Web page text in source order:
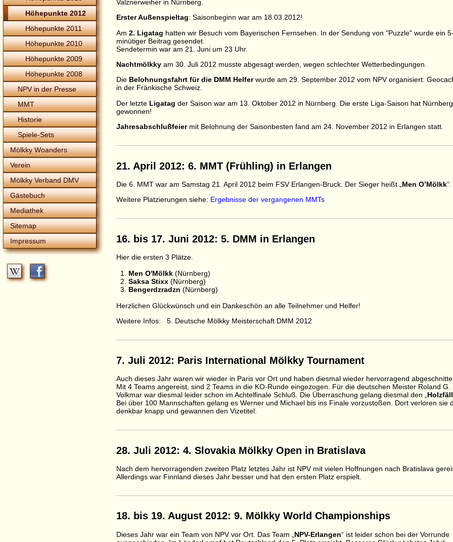
Höhepunkte 2012
Höhepunkte 2011
Höhepunkte 2010
Höhepunkte 2009
Höhepunkte 2008
NPV in der Presse
MMT
Historie
Spiele-Sets
Mölkky Woanders
Verein
Mölkky Verband DMV
Gästebuch
Mediathek
Sitemap
Impressum
Valznerweiher in Nürnberg.
Erster Außenspieltag: Saisonbeginn war am 18.03.2012!
Am 2. Ligatag hatten wir Besuch vom Bayerischen Fernsehen. In der Sendung von "Puzzle" wurde ein 5-
minütiger Beitrag gesendet.
Sendetermin war am 21. Juni um 23 Uhr.
Nachtmölkky am 30. Juli 2012 musste abgesagt werden, wegen schlechter Wetterbedingungen.
Die Belohnungsfahrt für die DMM Helferwurde am 29. September 2012 vom NPV organisiert:
in der Fränkische Schweiz.
Der letzte Ligatag der Saison war am 13. Oktober 2012 in Nürnberg. Die erste Liga-Saison hat Nürnberg
gewonnen!
Jahresabschlußfeiermit Belohnung der Saisonbesten fand am 24. November 2012 in Erlangen statt.
21. April 2012: 6. MMT (Frühling) in Erlangen
Die 6. MMT war am Samstag 21. April 2012 beim FSV Erlangen-Bruck. Der Sieger heißt „ Men O’Mölkk“.
Weitere Platzierungen siehe: Ergebnisse der vergangenen MMTs
16. bis 17. Juni 2012: 5. DMM in Erlangen
Hier die ersten 3 Plätze.
1. Men O'Mölkk (Nürnberg)
2. Saksa Stixx (Nürnberg)
3. Bengerdzradzn (Nürnberg)
Herzlichen Glückwünsch und ein Dankeschön an alle Teilnehmer und Helfer!
Weitere Infos: 5. Deutsche Mölkky Meisterschaft DMM 2012
7. Juli 2012: Paris International Mölkky Tournament
Auch dieses Jahr waren wir wieder in Paris vor Ort und haben diesmal wieder hervorragend
Mit 4 Teams angereist, sind 2 Teams in die KO-Runde eingezogen. Für die deutschen Meister Roland G.
Volkmar war diesmal leider schon im Achtelfinale Schluß. Die Überraschung gelang diesmal den „
Bei über 100 Mannschaften gelang es Werner und Michael bis ins Finale vorzustoßen. Dort verloren sie
denkbar knapp und gewannen den Vizetitel.
28. Juli 2012: 4. Slovakia Mölkky Open in Bratislava
Nach dem hervorragenden zweiten Platz letztes Jahr ist NPV mit vielen Hoffnungen nach Bratislava
Allerdings war Finnland dieses Jahr besser und hat den ersten Platz erspielt.
18. bis 19. August 2012: 9. Mölkky World Championships
Dieses Jahr war ein Team von NPV vor Ort. Das Team „ NPV-Erlangen“ ist leider schon bei der Vorrunde